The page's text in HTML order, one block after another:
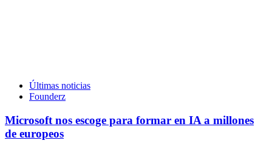
Últimas noticias
Founderz
Microsoft nos escoge para formar en IA a millones
de europeos